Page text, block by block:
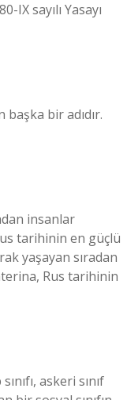
sayılı Yasayı
bir adıdır.
insanlar
tarihinin en güçlü
yaşayan sıradan
Rus tarihinin
askeri sınıf